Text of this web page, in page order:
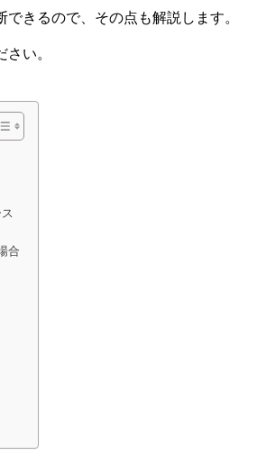
きるので、その点も解説します。
い。
合